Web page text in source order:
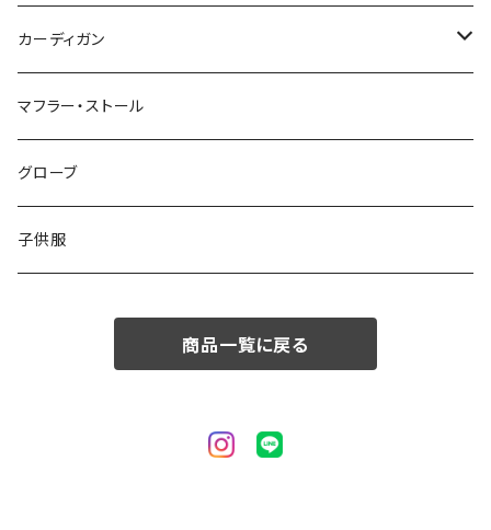
50/XL～
48/L
50/XL～
46/M
48/L
50/XL～
～44/S
46/M
48/L
50/XL～
カーディガン
～44/S
46/M
48/L
マフラー・ストール
グローブ
子供服
商品一覧に戻る